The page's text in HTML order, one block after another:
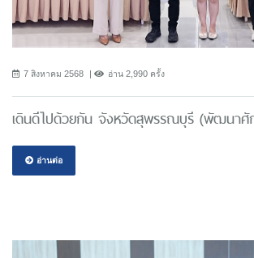
7 สิงหาคม 2568 อ่าน 2,990 ครั้ง
เดินดีไปด้วยกัน จังหวัดสุพรรณบุรี (พัฒนาศั
อ่านต่อ